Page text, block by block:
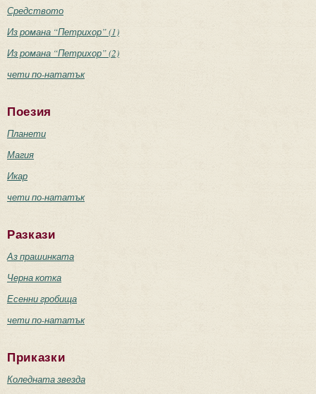
Средството
Из романа “Петрихор” (1)
Из романа “Петрихор” (2)
чети по-нататък
Поезия
Планети
Магия
Икар
чети по-нататък
Разкази
Аз прашинката
Черна котка
Есенни гробища
чети по-нататък
Приказки
Коледната звезда